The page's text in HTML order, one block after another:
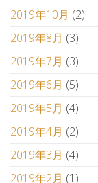
2019年10月 (2)
2019年8月 (3)
2019年7月 (3)
2019年6月 (5)
2019年5月 (4)
2019年4月 (2)
2019年3月 (4)
2019年2月 (1)